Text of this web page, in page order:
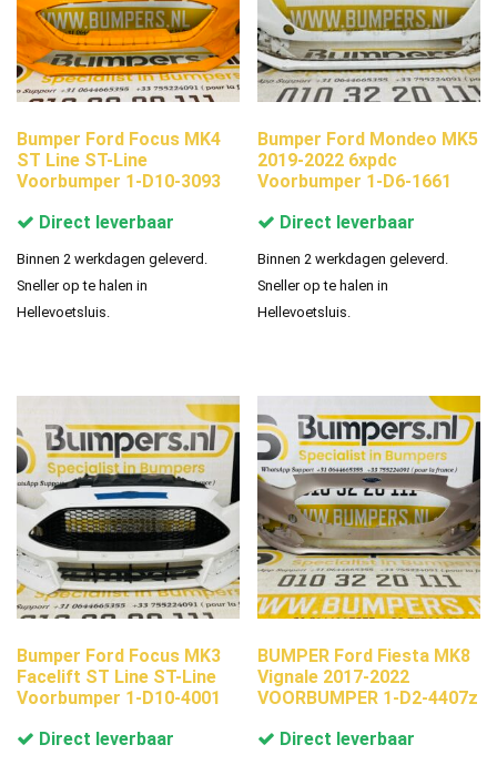
Bumper Ford Focus MK4
ST Line ST-Line
Voorbumper 1-D10-3093
Direct leverbaar
Binnen 2 werkdagen geleverd.
Sneller op te halen in
Hellevoetsluis.
Bumper Ford Mondeo MK5
2019-2022 6xpdc
Voorbumper 1-D6-1661
Direct leverbaar
Binnen 2 werkdagen geleverd.
Sneller op te halen in
Hellevoetsluis.
Bumper Ford Focus MK3
Facelift ST Line ST-Line
Voorbumper 1-D10-4001
Direct leverbaar
BUMPER Ford Fiesta MK8
Vignale 2017-2022
VOORBUMPER 1-D2-4407z
Direct leverbaar